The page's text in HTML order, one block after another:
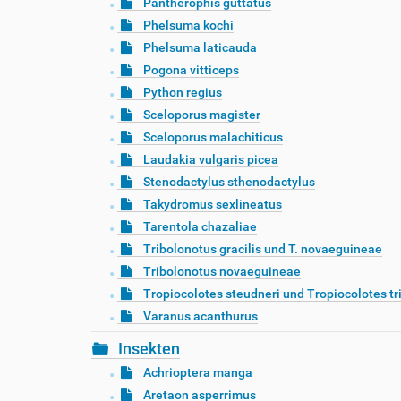
Phelsuma kochi
Phelsuma laticauda
Pogona vitticeps
Python regius
Sceloporus magister
Sceloporus malachiticus
Laudakia vulgaris picea
Stenodactylus sthenodactylus
Takydromus sexlineatus
Tarentola chazaliae
Tribolonotus gracilis und T. novaeguineae
Tribolonotus novaeguineae
Tropiocolotes steudneri und Tropiocolotes
Varanus acanthurus
Insekten
Achrioptera manga
Aretaon asperrimus